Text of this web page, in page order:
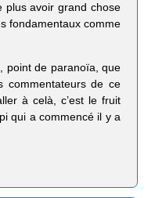
plus avoir grand chose
fondamentaux comme
point de paranoïa, que
commentateurs de ce
à celà, c’est le fruit
qui a commencé il y a